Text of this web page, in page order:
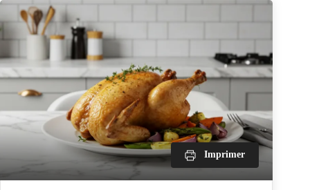
Imprimer